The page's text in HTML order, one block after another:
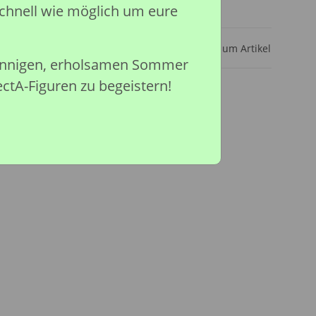
Frage zum Artikel
wie möglich um eure
erholsamen Sommer
Figuren zu begeistern!